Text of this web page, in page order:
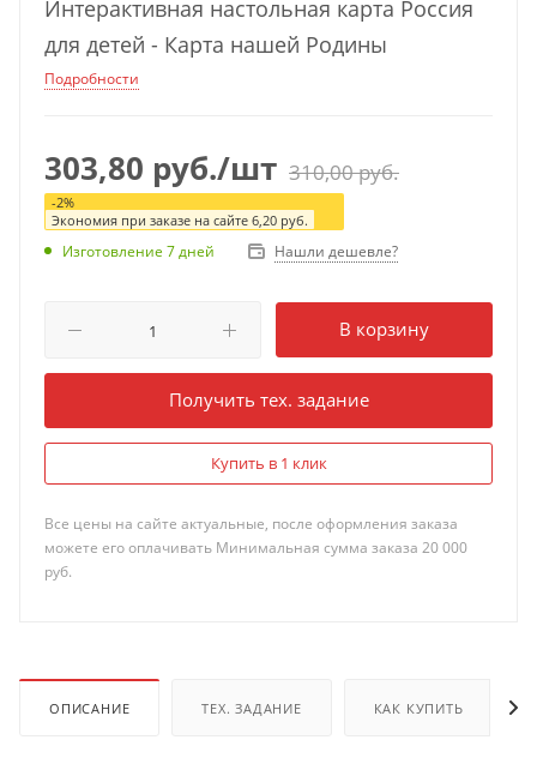
Интерактивная настольная карта Россия
для детей - Карта нашей Родины
Подробности
303,80 руб./шт 310,00руб.
-2%
Экономия при заказе на сайте 6,20 руб.
Изготовление 7 дней Нашли дешевле?
В корзину
Получить тех. задание
Купить в 1 клик
Все цены на сайте актуальные, после оформления заказа
можете его оплачивать Минимальная сумма заказа 20 000
руб.
ОПИСАНИЕ ТЕХ. ЗАДАНИЕ КАК КУПИТЬ